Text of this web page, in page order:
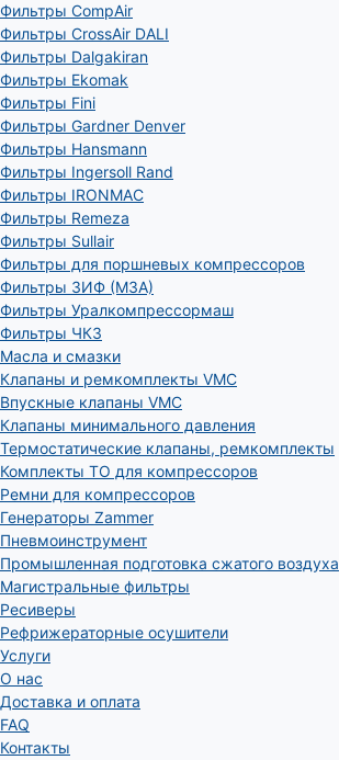
Фильтры CompAir
Фильтры CrossAir DALI
Фильтры Dalgakiran
Фильтры Ekomak
Фильтры Fini
Фильтры Gardner Denver
Фильтры Hansmann
Фильтры Ingersoll Rand
Фильтры IRONMAC
Фильтры Remeza
Фильтры Sullair
Фильтры для поршневых компрессоров
Фильтры ЗИФ (МЗА)
Фильтры Уралкомпрессормаш
Фильтры ЧКЗ
Масла и смазки
Клапаны и ремкомплекты VMC
Впускные клапаны VMC
Клапаны минимального давления
Термостатические клапаны, ремкомплекты
Комплекты ТО для компрессоров
Ремни для компрессоров
Генераторы Zammer
Пневмоинструмент
Промышленная подготовка сжатого воздуха
Магистральные фильтры
Ресиверы
Рефрижераторные осушители
Услуги
О нас
Доставка и оплата
FAQ
Контакты